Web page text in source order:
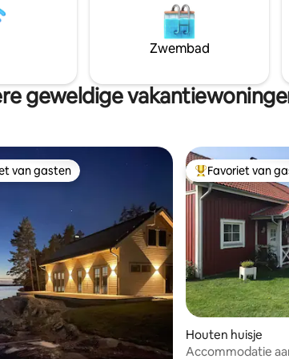
visvergunning te kopen.
een goed startpunt voor
naar Astrid Lindgrens Wereld,
het oude houten stadje Eksjö
recreëren. Hier
wateractiviteiten
zwemsauna etc.
onvergetelijke
Zwembad
geweldige
van gasten
van gasten Topfavoriet van
Favoriet van
Houten huisje
Accommodatie